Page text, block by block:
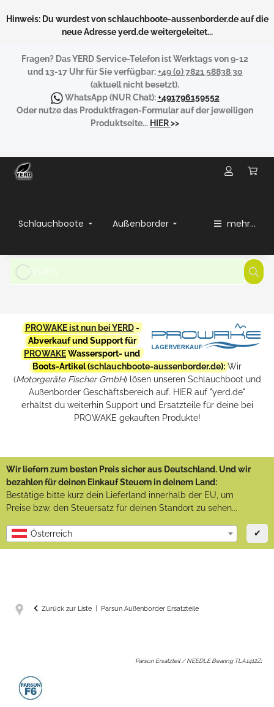
Hinweis: Du wurdest von schlauchboote-aussenborder.de auf die
neue Adresse yerd.de weitergeleitet...
Fragen? Das YERD Service-Telefon ist Werktags von 9-12
und 13-17 Uhr für Sie verfügbar:+49 (0) 7821 58838 30
(aktuell nicht besetzt).
WhatsApp(NUR Chat):+491796159552
Oder nutze das Produktfragen-Formular auf der jeweiligen
Produktseite... HIER>>
Schlauchboote Außenborder mehr...
PROWAKE ist nun bei YERD-
Abverkauf und Support für
PROWAKEWassersport- und
Boots-Artikel (schlauchboote-aussenborder.de): Wir
(Motorgeräte Fischer GmbH) lösen unseren Schlauchboot und
Außenborder Geschäftsbereich auf. HIER auf "yerd.de"
erhältst du weiterhin Support und Ersatzteile für deine bei
PROWAKE gekauften Produkte!
Wir liefern zum besten Preis sicher aus Deutschland. Und wir
bezahlen für deinen Einkauf Steuern in deinem Land:
Bestätige bitte kurz dein Lieferland innerhalb der EU, um
Preise bzw. den Steuersatz für deinen Standort zu sehen...
Österreich ✔
Zurück zur Liste Parsun Außenborder Ersatzteile
Parsun Ersatzteil / NEEDLE Bearing TLA1412Z: